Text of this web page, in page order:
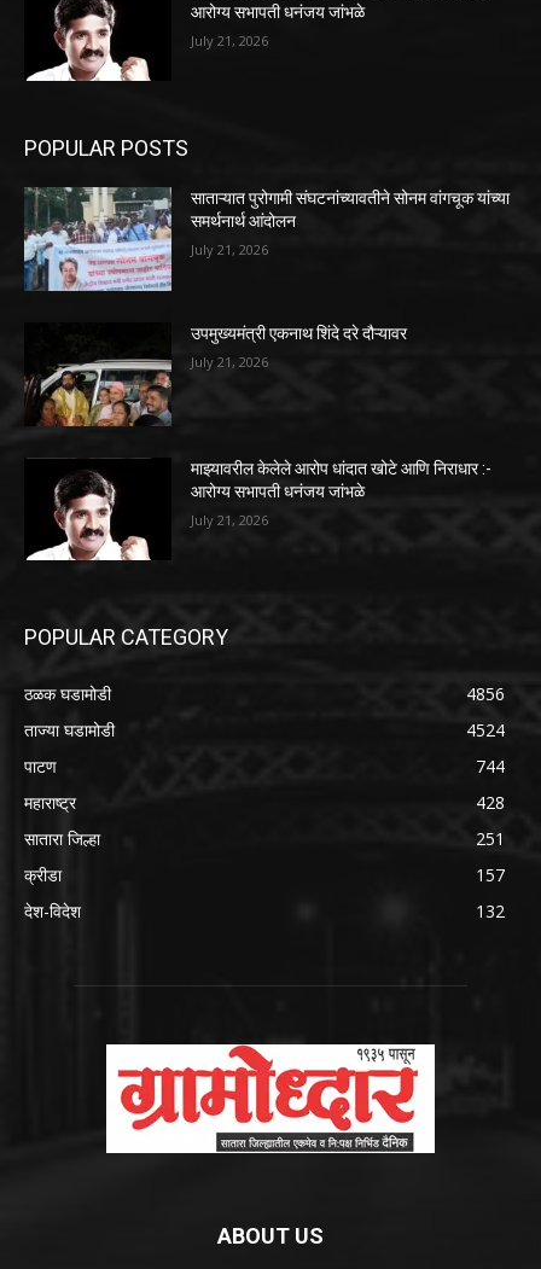
आरोग्य सभापती धनंजय जांभळे
July 21, 2026
POPULAR POSTS
साताऱ्यात पुरोगामी संघटनांच्यावतीने सोनम वांगचूक यांच्या
समर्थनार्थ आंदोलन
July 21, 2026
उपमुख्यमंत्री एकनाथ शिंदे दरे दौऱ्यावर
July 21, 2026
माझ्यावरील केलेले आरोप धांदात खोटे आणि निराधार :-
आरोग्य सभापती धनंजय जांभळे
July 21, 2026
POPULAR CATEGORY
ठळक घडामोडी
4856
ताज्या घडामोडी
4524
पाटण
744
महाराष्ट्र
428
सातारा जिल्हा
251
क्रीडा
157
देश-विदेश
132
ABOUT US